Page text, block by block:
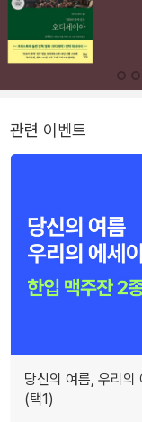
관련 이벤트
당신의 여름, 우리
(택1)